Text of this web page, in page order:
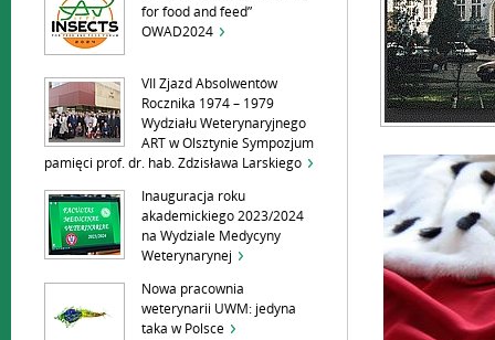
for food and feed”
OWAD2024
VII Zjazd Absolwentów
Rocznika 1974 – 1979
Wydziału Weterynaryjnego
ART w Olsztynie Sympozjum
pamięci prof. dr. hab. Zdzisława Larskiego
Inauguracja roku
akademickiego 2023/2024
na Wydziale Medycyny
Weterynarynej
Nowa pracownia
weterynarii UWM: jedyna
taka w Polsce